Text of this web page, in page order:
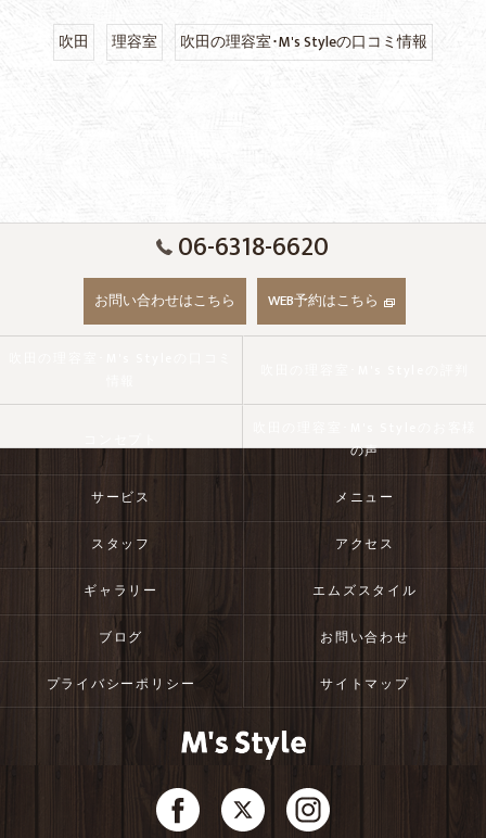
吹田 理容室 吹田の理容室･M's Styleの口コミ情報
06-6318-6620
お問い合わせはこちら WEB予約はこちら
の声
サービス メニュー
スタッフ アクセス
ギャラリー エムズスタイル
ブログ お問い合わせ
プライバシーポリシー サイトマップ